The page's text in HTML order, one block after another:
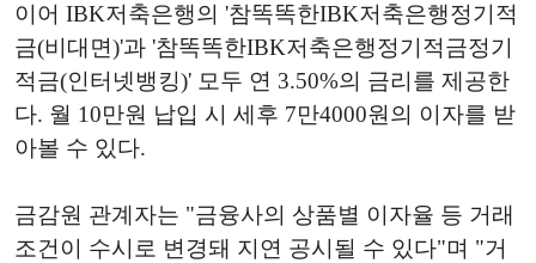
이어 IBK저축은행의 '참똑똑한IBK저축은행정기적
금(비대면)'과 '참똑똑한IBK저축은행정기적금정기
적금(인터넷뱅킹)' 모두 연 3.50%의 금리를 제공한
다. 월 10만원 납입 시 세후 7만4000원의 이자를 받
아볼 수 있다.
금감원 관계자는 "금융사의 상품별 이자율 등 거래
조건이 수시로 변경돼 지연 공시될 수 있다"며 "거